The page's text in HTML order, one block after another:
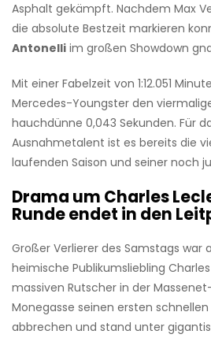
Asphalt gekämpft. Nachdem Max
die absolute Bestzeit markieren
Antonelli im großen Showdown
Mit einer Fabelzeit von 1:12.051
Mercedes-Youngster den
hauchdünne 0,043 Sekunden. Für
Ausnahmetalent ist es bereits die
laufenden Saison und seiner noch
Drama um Charles
Runde endet in den
Großer Verlierer des Samstags war
heimische Publikumsliebling
massiven Rutscher in der
Monegasse seinen ersten
abbrechen und stand unter